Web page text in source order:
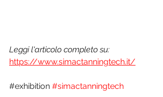
Leggi l'articolo completo su:
https://www.simactanningtech.it/
#exhibition #simactanningtech